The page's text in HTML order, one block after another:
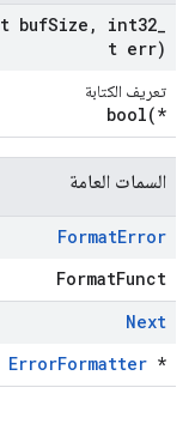
t bufSize , int32
t err)
تعريف الكتابة
bool(*
السمات العامة
FormatError
FormatFunct
Next
ErrorFormatter *